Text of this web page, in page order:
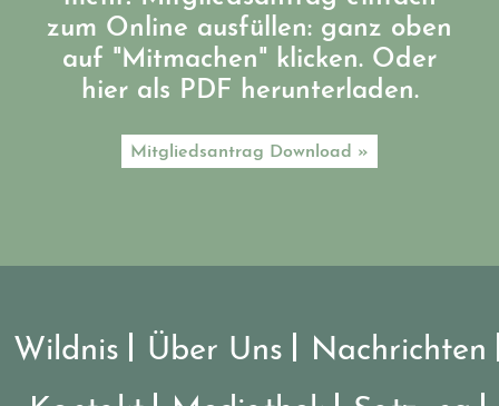
zum Online ausfüllen: ganz oben
auf "Mitmachen" klicken. Oder
hier als PDF herunterladen.
Mitgliedsantrag Download »
Wildnis Über Uns
Nachrichten